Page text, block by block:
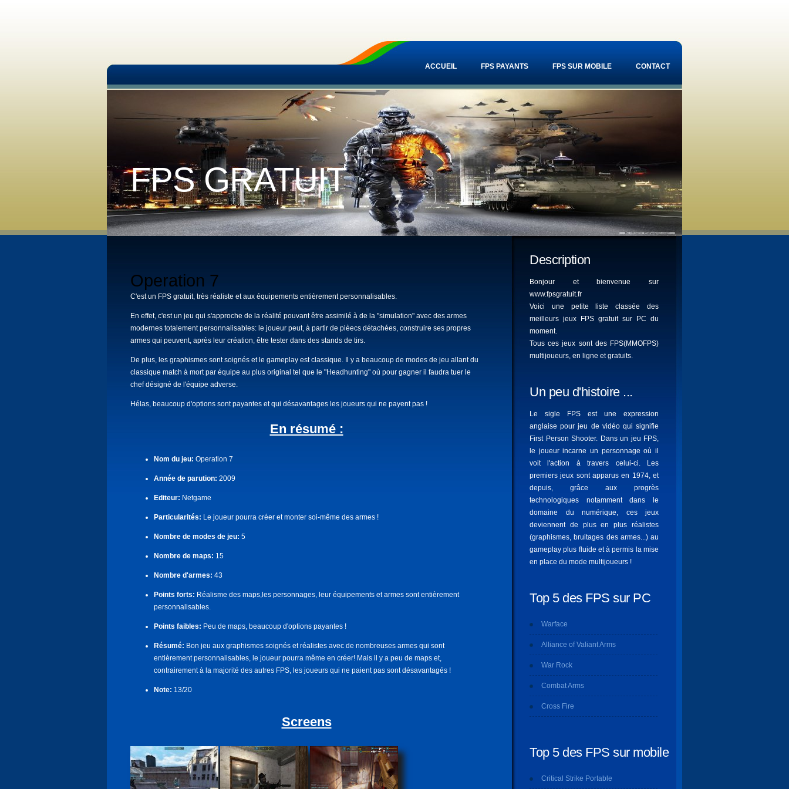
ACCUEIL FPS PAYANTS FPS SUR MOBILE CONTACT
FPS GRATUIT
Operation 7
C'est un FPS gratuit, très réaliste et aux équipements entièrement personnalisables.
En effet, c'est un jeu qui s'approche de la réalité pouvant être assimilé à de la "simulation" avec des armes
modernes totalement personnalisables: le joueur peut, à partir de pièecs détachées, construire ses propres
armes qui peuvent, après leur création, être tester dans des stands de tirs.
De plus, les graphismes sont soignés et le gameplay est classique. Il y a beaucoup de modes de jeu allant du
classique match à mort par équipe au plus original tel que le "Headhunting" où pour gagner il faudra tuer le
chef désigné de l'équipe adverse.
Hélas, beaucoup d'options sont payantes et qui désavantages les joueurs qui ne payent pas !
En résumé :
Nom du jeu: Operation 7
Année de parution: 2009
Editeur: Netgame
Particularités: Le joueur pourra créer et monter soi-même des armes !
Nombre de modes de jeu: 5
Nombre de maps: 15
Nombre d'armes: 43
Points forts: Réalisme des maps,les personnages, leur équipements et armes sont entièrement
personnalisables.
Points faibles: Peu de maps, beaucoup d'options payantes !
Résumé: Bon jeu aux graphismes soignés et réalistes avec de nombreuses armes qui sont
entièrement personnalisables, le joueur pourra même en créer! Mais il y a peu de maps et,
contrairement à la majorité des autres FPS, les joueurs qui ne paient pas sont désavantagés !
Note: 13/20
Screens
Description
Bonjour et bienvenue sur
www.fpsgratuit.fr
Voici une petite liste classée des
meilleurs jeux FPS gratuit sur PC du
moment.
Tous ces jeux sont des FPS(MMOFPS)
multijoueurs, en ligne et gratuits.
Un peu d'histoire ...
Le sigle FPS est une expression
anglaise pour jeu de vidéo qui signifie
First Person Shooter. Dans un jeu FPS,
le joueur incarne un personnage où il
voit l'action à travers celui-ci. Les
premiers jeux sont apparus en 1974, et
depuis, grâce aux progrès
technologiques notamment dans le
domaine du numérique, ces jeux
deviennent de plus en plus réalistes
(graphismes, bruitages des armes...) au
gameplay plus fluide et à permis la mise
en place du mode multijoueurs !
Top 5 des FPS sur PC
Warface
Alliance of Valiant Arms
War Rock
Combat Arms
Cross Fire
Top 5 des FPS sur mobile
Critical Strike Portable